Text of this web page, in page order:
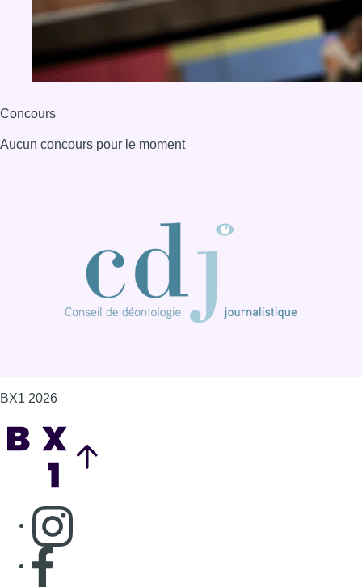
Concours
Aucun concours pour le moment
BX1 2026
Consulter page Instagram
Consulter page Facebook